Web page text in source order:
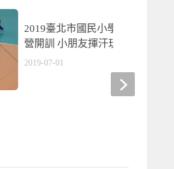
2019臺北市國民小學少年棒球夏令
營開訓 小朋友揮汗玩棒球
2019-07-01